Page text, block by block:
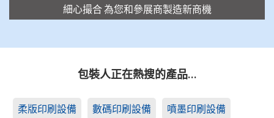
細心撮合 為您和參展商製造新商機
包裝人正在熱搜的產品…
柔版印刷設備 數碼印刷設備 噴墨印刷設備